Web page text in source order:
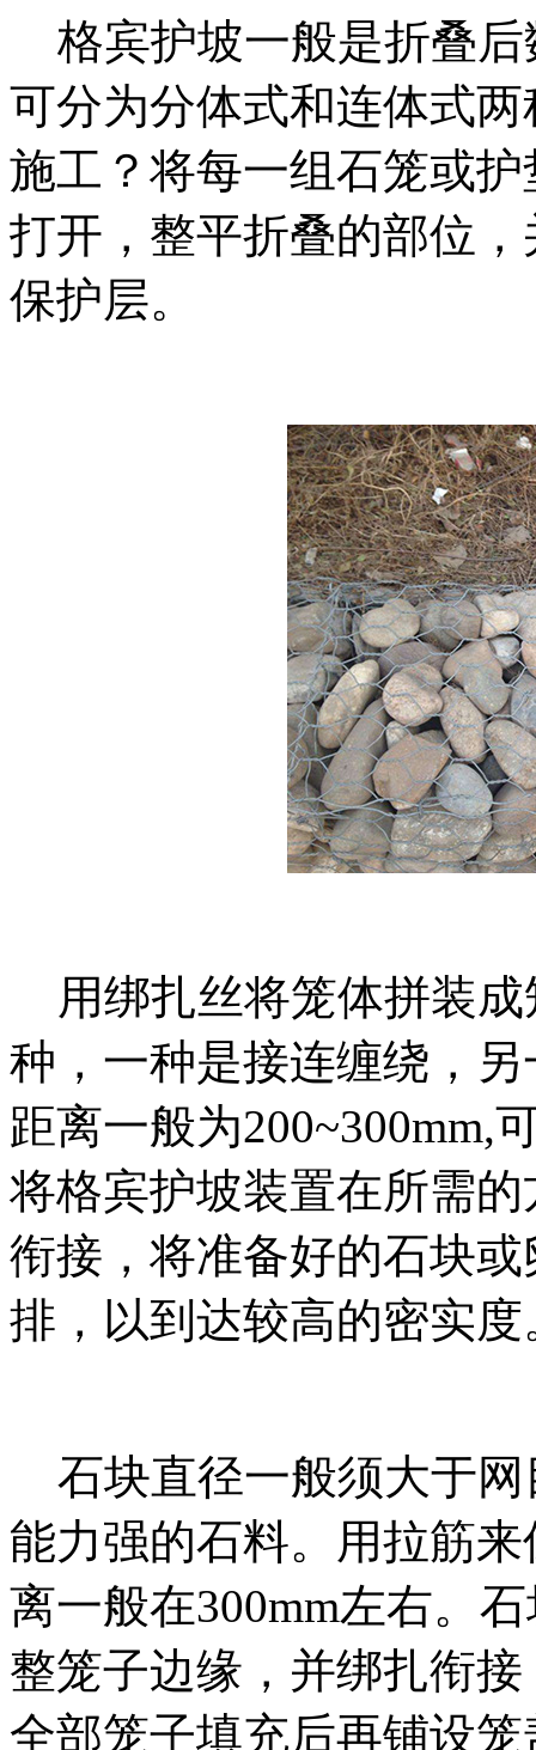
格宾护坡一般是折叠后
可分为分体式和连体式
施工？将每一组石笼或
打开，整平折叠的部位
保护层。
用绑扎丝将笼体拼装成
种，一种是接连缠绕，
距离一般为200~300mm,
将格宾护坡装置在所需
衔接，将准备好的石块
排，以到达较高的密实度
石块直径一般须大于网
能力强的石料。用拉筋
离一般在300mm左右。
整笼子边缘，并绑扎衔
全部笼子填充后再铺设